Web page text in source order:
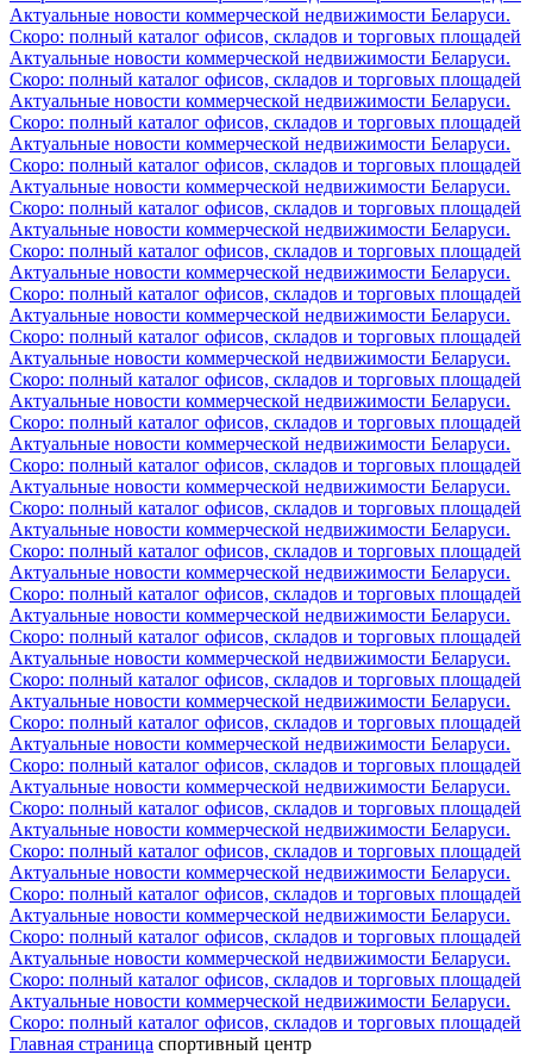
Актуальные новости коммерческой недвижимости Беларуси.
Скоро: полный каталог офисов, складов и торговых площадей
Актуальные новости коммерческой недвижимости Беларуси.
Скоро: полный каталог офисов, складов и торговых площадей
Актуальные новости коммерческой недвижимости Беларуси.
Скоро: полный каталог офисов, складов и торговых площадей
Актуальные новости коммерческой недвижимости Беларуси.
Скоро: полный каталог офисов, складов и торговых площадей
Актуальные новости коммерческой недвижимости Беларуси.
Скоро: полный каталог офисов, складов и торговых площадей
Актуальные новости коммерческой недвижимости Беларуси.
Скоро: полный каталог офисов, складов и торговых площадей
Актуальные новости коммерческой недвижимости Беларуси.
Скоро: полный каталог офисов, складов и торговых площадей
Актуальные новости коммерческой недвижимости Беларуси.
Скоро: полный каталог офисов, складов и торговых площадей
Актуальные новости коммерческой недвижимости Беларуси.
Скоро: полный каталог офисов, складов и торговых площадей
Актуальные новости коммерческой недвижимости Беларуси.
Скоро: полный каталог офисов, складов и торговых площадей
Актуальные новости коммерческой недвижимости Беларуси.
Скоро: полный каталог офисов, складов и торговых площадей
Актуальные новости коммерческой недвижимости Беларуси.
Скоро: полный каталог офисов, складов и торговых площадей
Актуальные новости коммерческой недвижимости Беларуси.
Скоро: полный каталог офисов, складов и торговых площадей
Актуальные новости коммерческой недвижимости Беларуси.
Скоро: полный каталог офисов, складов и торговых площадей
Актуальные новости коммерческой недвижимости Беларуси.
Скоро: полный каталог офисов, складов и торговых площадей
Актуальные новости коммерческой недвижимости Беларуси.
Скоро: полный каталог офисов, складов и торговых площадей
Актуальные новости коммерческой недвижимости Беларуси.
Скоро: полный каталог офисов, складов и торговых площадей
Актуальные новости коммерческой недвижимости Беларуси.
Скоро: полный каталог офисов, складов и торговых площадей
Актуальные новости коммерческой недвижимости Беларуси.
Скоро: полный каталог офисов, складов и торговых площадей
Актуальные новости коммерческой недвижимости Беларуси.
Скоро: полный каталог офисов, складов и торговых площадей
Актуальные новости коммерческой недвижимости Беларуси.
Скоро: полный каталог офисов, складов и торговых площадей
Актуальные новости коммерческой недвижимости Беларуси.
Скоро: полный каталог офисов, складов и торговых площадей
Актуальные новости коммерческой недвижимости Беларуси.
Скоро: полный каталог офисов, складов и торговых площадей
Актуальные новости коммерческой недвижимости Беларуси.
Скоро: полный каталог офисов, складов и торговых площадей
Главная страница спортивный центр